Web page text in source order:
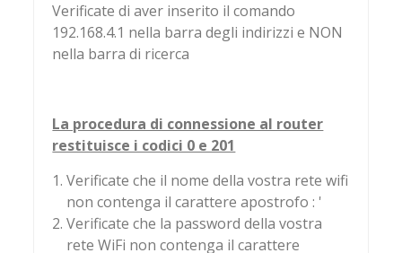
Verificate di aver inserito il comando
192.168.4.1 nella barra degli indirizzi e NON
nella barra di ricerca
La procedura di connessione al router
restituisce i codici 0 e 201
Verificate che il nome della vostra rete wifi
non contenga il carattere apostrofo : '
Verificate che la password della vostra
rete WiFi non contenga il carattere